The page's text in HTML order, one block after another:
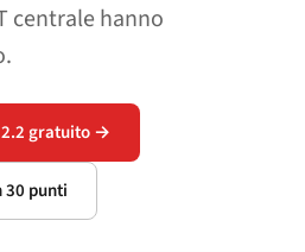
centrale hanno
2.2 gratuito →
30 punti